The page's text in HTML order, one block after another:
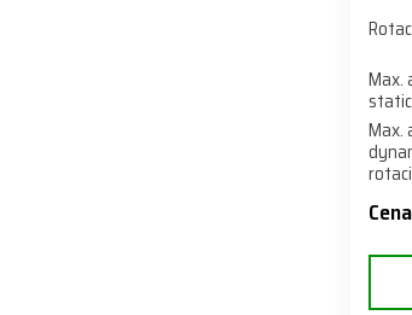
Max.
Max.